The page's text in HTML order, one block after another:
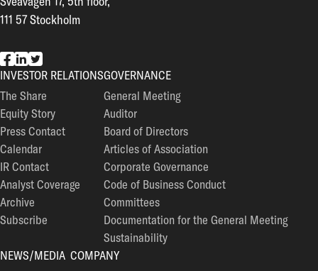
111 57 Stockholm
EG7 on Facebook
EG7 on LinkedIn
EG7 on Twitter
INVESTOR RELATIONS
The Share
Equity Story
Press Contact
Calendar
IR Contact
Analyst Coverage
Archive
Subscribe
GOVERNANCE
General Meeting
Auditor
Board of Directors
Articles of Association
Corporate Governance
Code of Business Conduct
Committees
Documentation for the General Meeting
Sustainability
NEWS/MEDIA COMPANY